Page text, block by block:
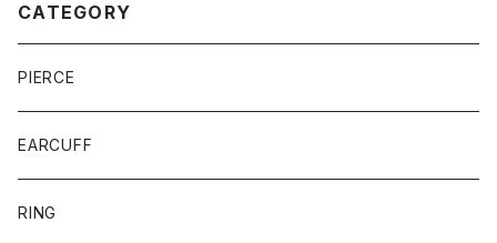
CATEGORY
PIERCE
EARCUFF
RING